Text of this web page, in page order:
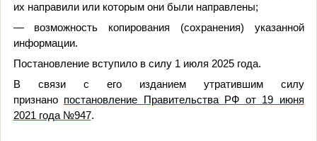
их направили или которым они были направлены;
— возможность копирования (сохранения) указанной
информации.
Постановление вступило в силу 1 июля 2025 года.
В связи с его изданием утратившим силу
признано постановление Правительства РФ от 19 июня
2021 года №947.